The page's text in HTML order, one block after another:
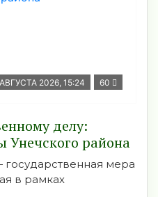
2026, 15:24 60
делу:
Унечского района
мера
в рамках